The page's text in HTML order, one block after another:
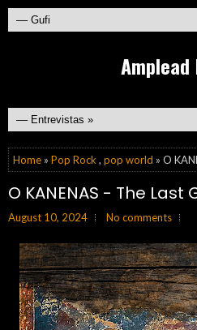
Amplead
Home » Pop Rock , pop world » O
O KANENAS - The Last
August 10, 2024 No comments